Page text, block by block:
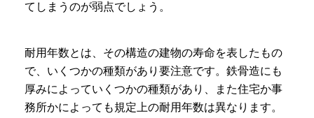
てしまうのが弱点でしょう。
耐用年数とは、その構造の建物の寿命を表したもの
で、いくつかの種類があり要注意です。鉄骨造にも
厚みによっていくつかの種類があり、また住宅か事
務所かによっても規定上の耐用年数は異なります。